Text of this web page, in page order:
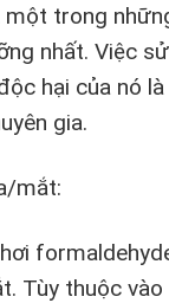
một trong
nhất. Việc
hại của nó
gia.
mắt:
Tùy thuộc